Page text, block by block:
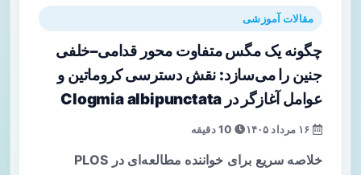
مقالات آموزشی
چگونه یک مگس متفاوت محور قدامی–خلفی
جنین را می‌سازد: نقش دسترسی کروماتین و
عوامل آغازگر در Clogmia albipunctata
10 دقیقه
خلاصه سریع برای خواننده مطالعه‌ای در PLOS